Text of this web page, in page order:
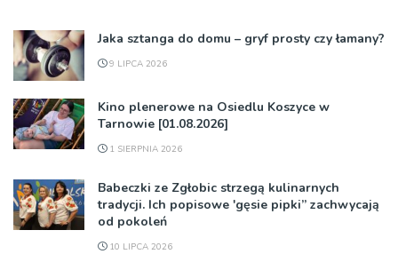
Jaka sztanga do domu – gryf prosty czy łamany?
9 LIPCA 2026
Kino plenerowe na Osiedlu Koszyce w
Tarnowie [01.08.2026]
1 SIERPNIA 2026
Babeczki ze Zgłobic strzegą kulinarnych
tradycji. Ich popisowe 'gęsie pipki” zachwycają
od pokoleń
10 LIPCA 2026